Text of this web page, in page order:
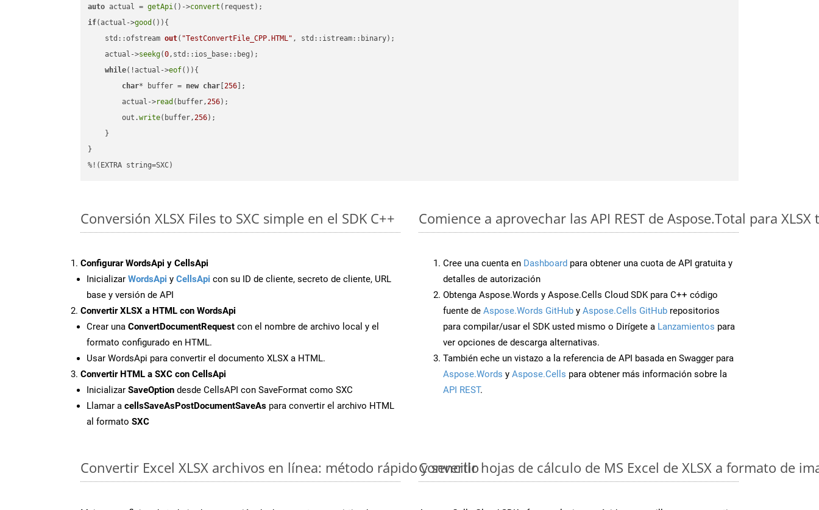
auto actual = getApi()->convert
if(actual->good ()){
std::ofstream out( "TestConvertFile_CPP.HTML" , std::istream::binary) ;
    actual->
seekg(0,std::ios_base::beg);
while(!actual->eof()){
char* buffer = new char [256 ];
        actual->
read (buffer,256);
        out.
write(buffer,256);
    }
}
%!(EXTRA string=SXC)
Conversión XLSX Files to SXC simple en el SDK C++
Configurar WordsApi y CellsApi
Inicializar WordsApi y CellsApi con su ID de cliente, secreto de cliente, URL
base y versión de API
Convertir XLSX a HTML con WordsApi
Crear una ConvertDocumentRequest con el nombre de archivo local y el
formato configurado en HTML.
Usar WordsApi para convertir el documento XLSX a HTML.
Convertir HTML a SXC con CellsApi
Inicializar SaveOption desde CellsAPI con SaveFormat como SXC
Llamar a cellsSaveAsPostDocumentSaveAs para convertir el archivo HTML
al formato SXC
Comience a aprovechar las API REST de Aspose.Total para XLSX
Cree una cuenta en Dashboard para obtener una cuota de API gratuita y
detalles de autorización
Obtenga Aspose.Words y Aspose.Cells Cloud SDK para C++ código
fuente de Aspose.Words GitHub y Aspose.Cells GitHub repositorios
para compilar/usar el SDK usted mismo o Dirígete a Lanzamientos para
ver opciones de descarga alternativas.
También eche un vistazo a la referencia de API basada en Swagger para
Aspose.Words y Aspose.Cells para obtener más información sobre la
API REST.
Convertir Excel XLSX archivos en línea: método rápido y sencilloConvertir hojas de cálculo de MS Excel de XLSX a formato de